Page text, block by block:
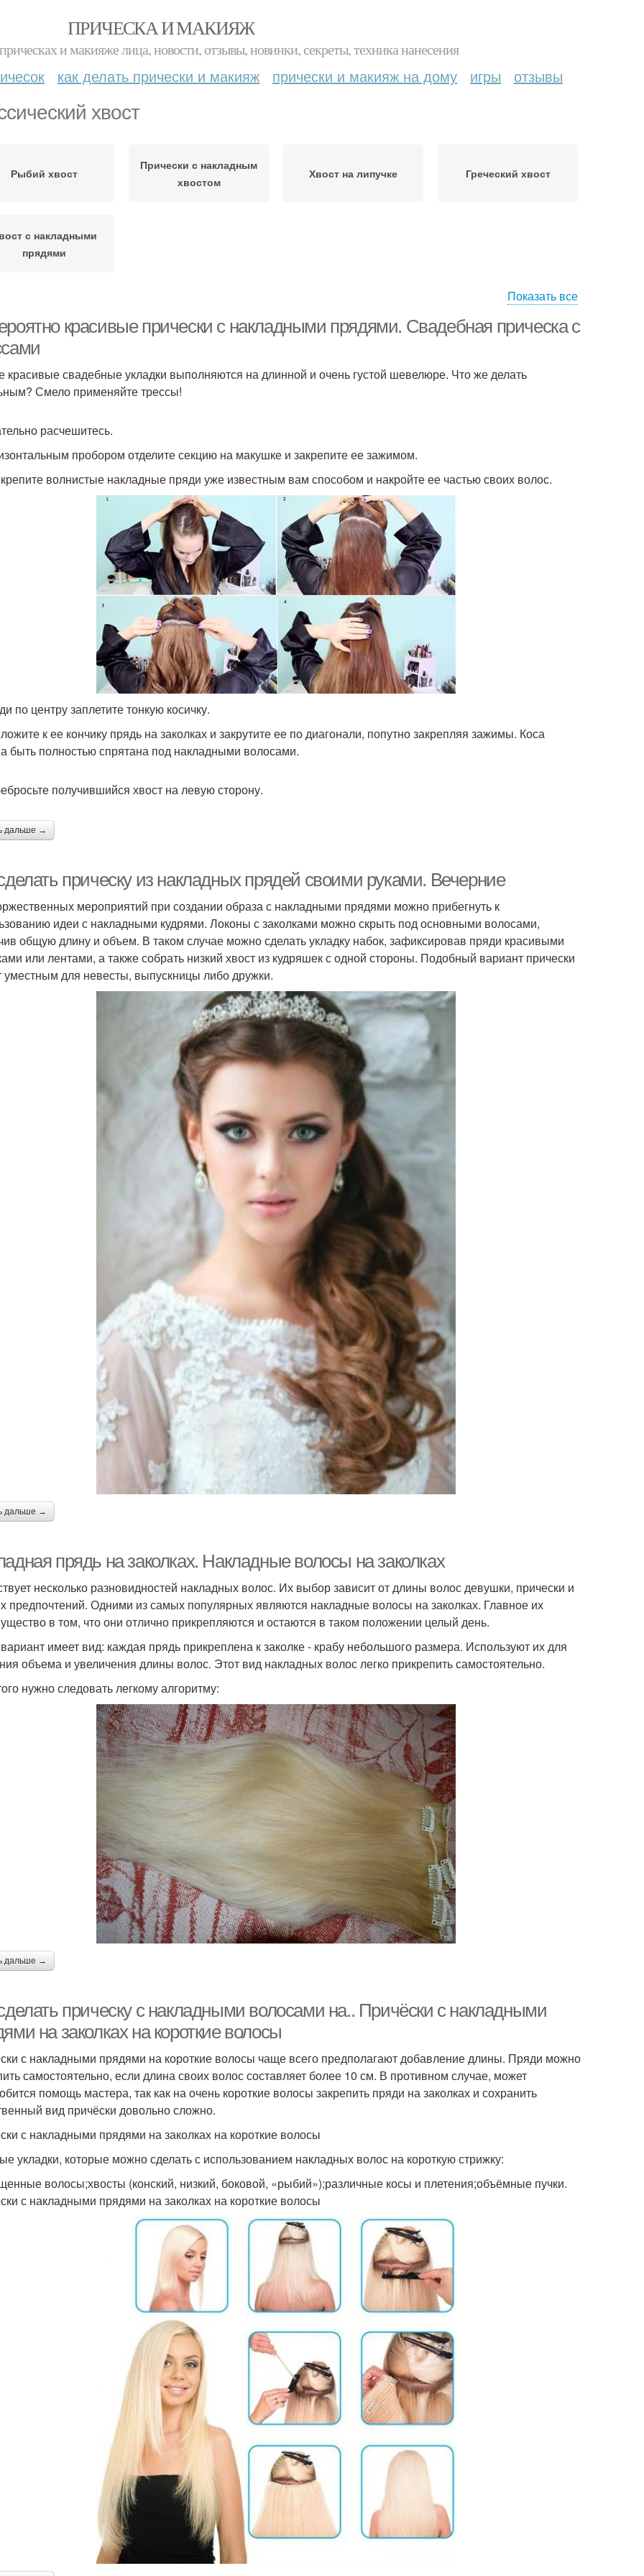
ПРИЧЕСКА И МАКИЯЖ
и макияже лица, новости, отзывы, новинки, секреты, техника нанесения
как делать прически и макияж прически и макияж на дому игры отзывы
хвост
Рыбий хвост
Прически с накладным
хвостом
Хвост на липучке Греческий хвост
с накладными
прядями
Показать все
красивые прически с накладными прядями. Свадебная прическа с
свадебные укладки выполняются на длинной и очень густой шевелюре. Что же делать
Смело применяйте трессы!
расчешитесь.
пробором отделите секцию на макушке и закрепите ее зажимом.
волнистые накладные пряди уже известным вам способом и накройте ее частью своих волос.
по центру заплетите тонкую косичку.
к ее кончику прядь на заколках и закрутите ее по диагонали, попутно закрепляя зажимы. Коса
быть полностью спрятана под накладными волосами.
получившийся хвост на левую сторону.
дальше →
прическу из накладных прядей своими руками. Вечерние
мероприятий при создании образа с накладными прядями можно прибегнуть к
идеи с накладными кудрями. Локоны с заколками можно скрыть под основными волосами,
общую длину и объем. В таком случае можно сделать укладку набок, зафиксировав пряди красивыми
или лентами, а также собрать низкий хвост из кудряшек с одной стороны. Подобный вариант прически
уместным для невесты, выпускницы либо дружки.
дальше →
прядь на заколках. Накладные волосы на заколках
несколько разновидностей накладных волос. Их выбор зависит от длины волос девушки, прически и
предпочтений. Одними из самых популярных являются накладные волосы на заколках. Главное их
в том, что они отлично прикрепляются и остаются в таком положении целый день.
имеет вид: каждая прядь прикреплена к заколке - крабу небольшого размера. Используют их для
объема и увеличения длины волос. Этот вид накладных волос легко прикрепить самостоятельно.
нужно следовать легкому алгоритму:
дальше →
прическу с накладными волосами на.. Причёски с накладными
на заколках на короткие волосы
с накладными прядями на короткие волосы чаще всего предполагают добавление длины. Пряди можно
самостоятельно, если длина своих волос составляет более 10 см. В противном случае, может
помощь мастера, так как на очень короткие волосы закрепить пряди на заколках и сохранить
вид причёски довольно сложно.
с накладными прядями на заколках на короткие волосы
укладки, которые можно сделать с использованием накладных волос на короткую стрижку:
волосы;хвосты (конский, низкий, боковой, «рыбий»);различные косы и плетения;объёмные пучки.
с накладными прядями на заколках на короткие волосы